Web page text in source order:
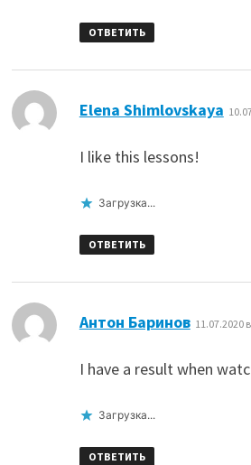
ОТВЕТИТЬ
Elena Shimlovskaya
I like this lessons!
Загрузка...
ОТВЕТИТЬ
Антон Баринов: 11.07.2020
I have a result when
Загрузка...
ОТВЕТИТЬ